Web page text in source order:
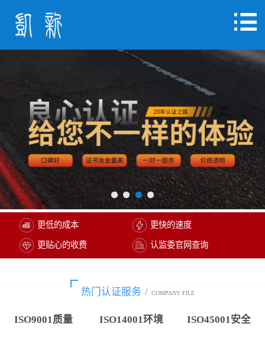
更低的成本 更快的速度
更贴心的收费 认监委官网查询
热门认证服务 / COMPANY FILE
ISO9001质量 ISO14001环境 ISO45001安全